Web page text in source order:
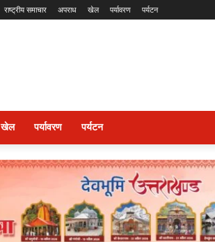
राष्ट्रीय समाचार अपराध खेल पर्यावरण पर्यटन
खेल पर्यावरण पर्यटन